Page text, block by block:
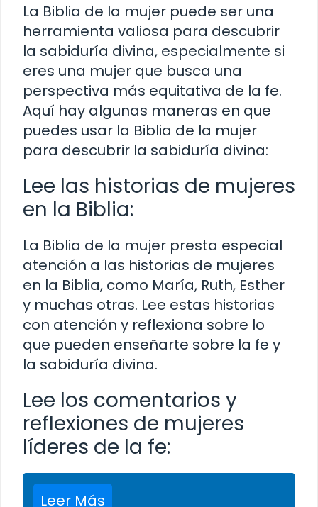
La Biblia de la mujer puede ser una
herramienta valiosa para descubrir
la sabiduría divina, especialmente si
eres una mujer que busca una
perspectiva más equitativa de la fe.
Aquí hay algunas maneras en que
puedes usar la Biblia de la mujer
para descubrir la sabiduría divina:
Lee las historias de mujeres
en la Biblia:
La Biblia de la mujer presta especial
atención a las historias de mujeres
en la Biblia, como María, Ruth, Esther
y muchas otras. Lee estas historias
con atención y reflexiona sobre lo
que pueden enseñarte sobre la fe y
la sabiduría divina.
Lee los comentarios y
reflexiones de mujeres
líderes de la fe:
Leer Más